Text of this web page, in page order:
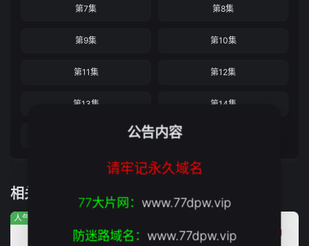
第7集 第8集
第9集 第10集
第11集 第12集
第13集 第14集
相关推荐
人气:1103
公告内容
请牢记永久域名
77大片网： www.77dpw.vip
防迷路域名： www.77dpw.vip